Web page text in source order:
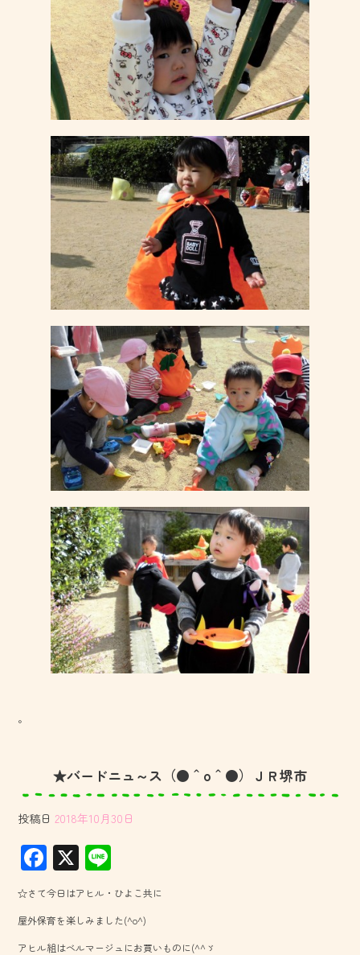
。
★バードニュ～ス（●＾o＾●）ＪＲ堺市
投稿日 2018年10月30日
F
ac
e
b
X
ne
☆さて今日はアヒル・ひよこ共に
屋外保育を楽しみました(^o^)
アヒル組はベルマージュにお買いものに(^^ゞ